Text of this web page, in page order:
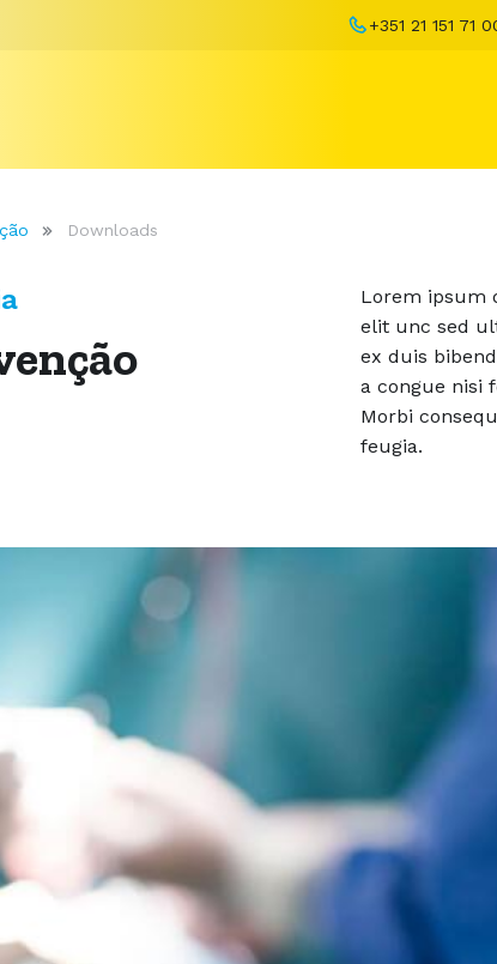
+351 21 151 71
Downloads
Lorem ipsum
elit unc sed
ex duis
a congue nisi
Morbi
feugia.